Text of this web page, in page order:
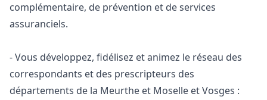
complémentaire, de prévention et de services
assuranciels.
- Vous développez, fidélisez et animez le réseau des
correspondants et des prescripteurs des
départements de la Meurthe et Moselle et Vosges :